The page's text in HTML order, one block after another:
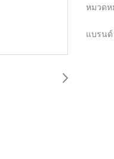
หมวดห
แบรนด์